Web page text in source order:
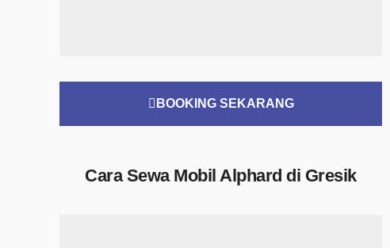
BOOKING SEKARANG
Cara Sewa Mobil Alphard di Gresik